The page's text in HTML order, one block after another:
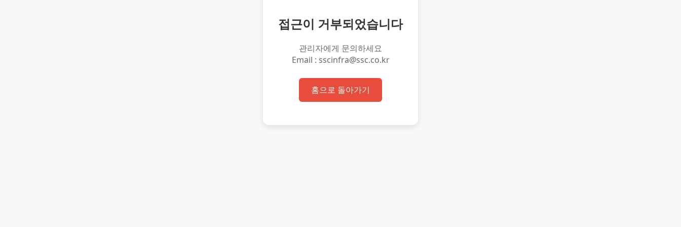
접근이 거부되었습니다
관리자에게 문의하세요
Email : sscinfra@ssc.co.kr
홈으로 돌아가기